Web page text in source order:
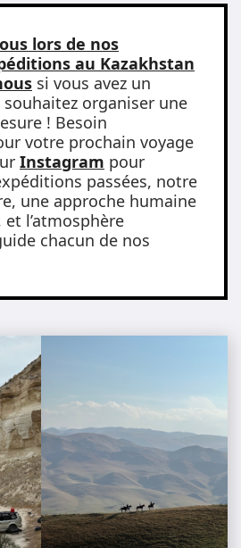
lors de nos
au Kazakhstan
si vous avez un
organiser une
! Besoin
votre prochain voyage
Instagram pour
passées, notre
une approche humaine
l’atmosphère
chacun de nos